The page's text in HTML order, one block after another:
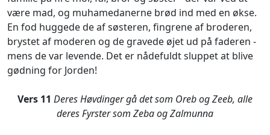
være mad, og muhamedanerne brød ind med en økse.
En fod huggede de af søsteren, fingrene af broderen,
brystet af moderen og de gravede øjet ud på faderen -
mens de var levende. Det er nådefuldt sluppet at blive
gødning for Jorden!
Vers 11 Deres Høvdinger gå det som Oreb og Zeeb, alle
deres Fyrster som Zeba og Zalmunna